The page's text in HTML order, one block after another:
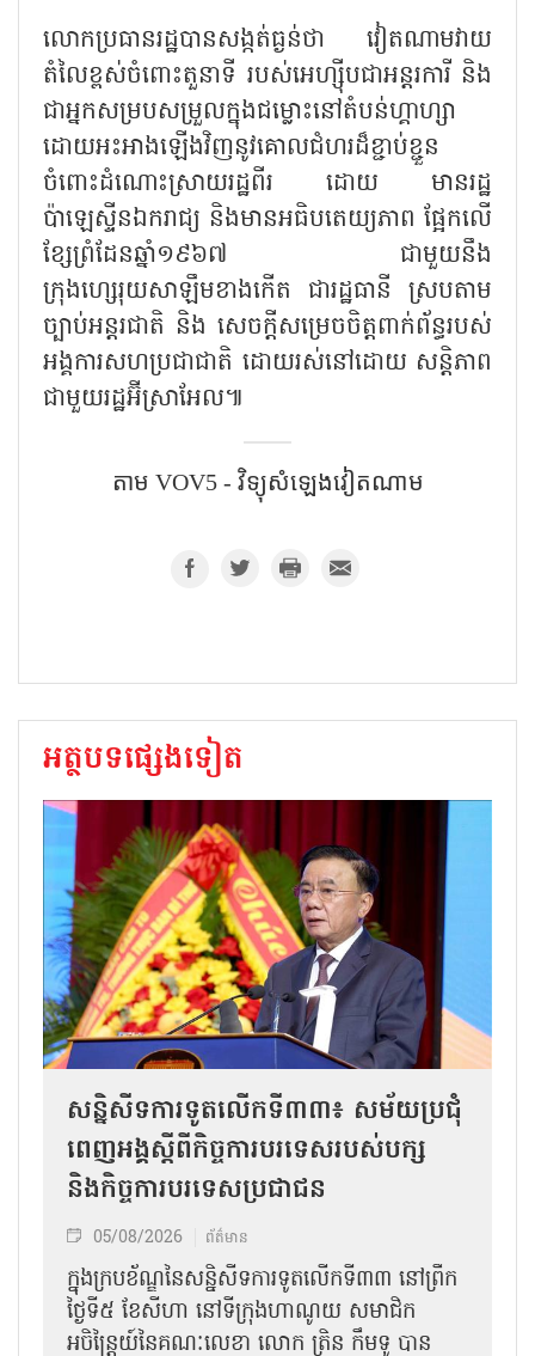
លោកប្រធានរដ្ឋបានសង្កត់ធ្ងន់ថា វៀតណាមវាយ
តំលៃខ្ពស់ចំពោះតួនាទី របស់អេហ្ស៊ីបជាអន្តរការី និង
ជាអ្នកសម្របសម្រួលក្នុងជម្លោះនៅតំបន់ហ្គាហ្សា
ដោយអះអាងឡើងវិញនូវគោលជំហរដ៏ខ្ជាប់ខ្ជួន
ចំពោះដំណោះស្រាយរដ្ឋពីរ ដោយ មានរដ្ឋ
ប៉ាឡេស្ទីនឯករាជ្យ និងមានអធិបតេយ្យភាព ផ្អែកលើ
ខ្សែព្រំដែនឆ្នាំ១៩៦៧ ជាមួយនឹង
ក្រុងហ្សេរុយសាឡឹមខាងកើត ជារដ្ឋធានី ស្របតាម
ច្បាប់អន្តរជាតិ និង សេចក្ដីសម្រេចចិត្តពាក់ព័ន្ធរបស់
អង្គការសហប្រជាជាតិ ដោយរស់នៅដោយ សន្តិភាព
ជាមួយរដ្ឋអ៊ីស្រាអែល៕
តាម VOV5 - វិទ្យុសំឡេង​វៀតណាម
អត្ថបទផ្សេងទៀត
សន្និសីទការទូតលើកទី៣៣៖ សម័យប្រជុំ
ពេញអង្គស្តីពីកិច្ច​ការបរទេសរបស់​បក្ស
និងកិច្ច​ការបរទេសប្រជាជន
05/08/2026 ព័ត៌មាន
ក្នុងក្របខ័ណ្ឌនៃសន្និសីទការទូតលើកទី៣៣ នៅព្រឹក
ថ្ងៃទី៥ ខែសីហា នៅទីក្រុងហាណូយ សមាជិក
អចិន្ត្រៃយ៍នៃគណៈលេខា លោក ត្រិន កឹម​ទូ បាន